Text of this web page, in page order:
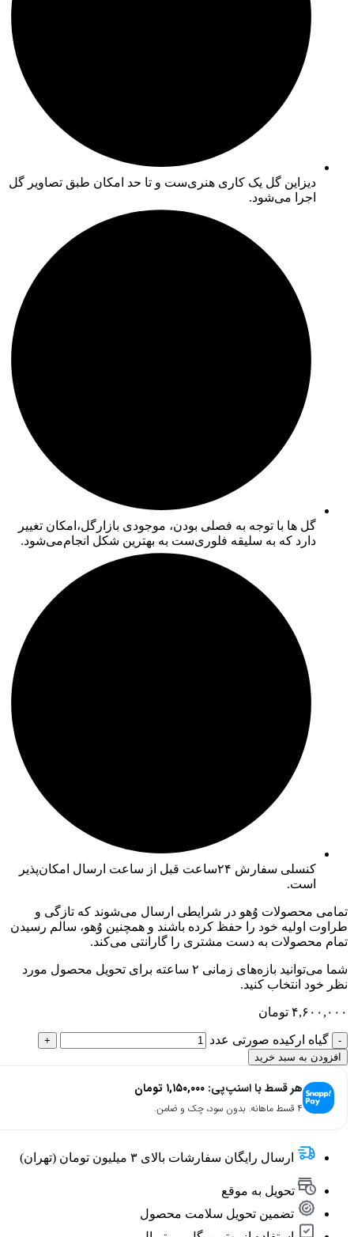
دیزاین گل یک کاری هنری‌ست و تا حد امکان طبق تصاویر گل
اجرا می‌شود.
گل ها با توجه به فصلی بودن، موجودی بازارگل،امکان تغییر
دارد که به سلیقه فلوری‌ست به بهترین شکل انجام‌می‌شود.
کنسلی سفارش ۲۴ساعت قبل از ساعت ارسال امکان‌پذیر
است.
تمامی محصولات وُهو در شرایطی ارسال می‌شوند که تازگی و
طراوت اولیه خود را حفظ کرده باشند و همچنین وُهو، سالم رسیدن
تمام محصولات به دست مشتری را گارانتی می‌کند.
شما می‌توانید بازه‌های زمانی ۲ ساعته برای تحویل محصول مورد
نظر خود انتخاب کنید.
۴,۶۰۰,۰۰۰ تومان
گیاه ارکیده صورتی عدد
افزودن به سبد خرید
هر قسط با اسنپ‌پی: ۱,۱۵۰,۰۰۰ تومان
۴ قسط ماهانه. بدون سود، چک و ضامن.
ارسال رایگان سفارشات بالای ۳ میلیون تومان (تهران)
تحویل به موقع
تضمین تحویل سلامت محصول